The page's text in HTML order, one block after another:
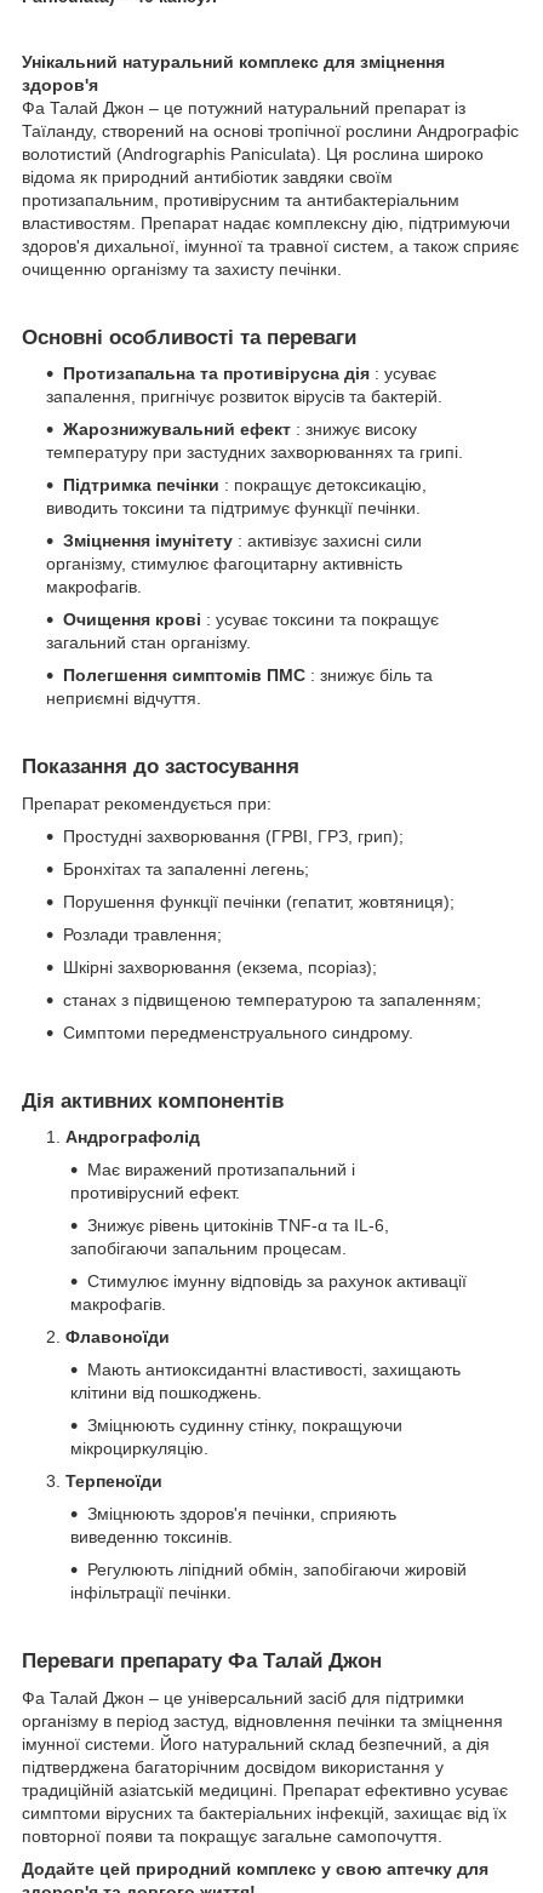
Унікальний натуральний комплекс для зміцнення
здоров'я
Фа Талай Джон – це потужний натуральний препарат із
Таїланду, створений на основі тропічної рослини Андрографіс
волотистий (Andrographis Paniculata). Ця рослина широко
відома як природний антибіотик завдяки своїм
протизапальним, противірусним та антибактеріальним
властивостям. Препарат надає комплексну дію, підтримуючи
здоров'я дихальної, імунної та травної систем, а також сприяє
очищенню організму та захисту печінки.
Основні особливості та переваги
Протизапальна та противірусна дія : усуває
запалення, пригнічує розвиток вірусів та бактерій.
Жарознижувальний ефект : знижує високу
температуру при застудних захворюваннях та грипі.
Підтримка печінки : покращує детоксикацію,
виводить токсини та підтримує функції печінки.
Зміцнення імунітету : активізує захисні сили
організму, стимулює фагоцитарну активність
макрофагів.
Очищення крові : усуває токсини та покращує
загальний стан організму.
Полегшення симптомів ПМС : знижує біль та
неприємні відчуття.
Показання до застосування
Препарат рекомендується при:
Простудні захворювання (ГРВІ, ГРЗ, грип);
Бронхітах та запаленні легень;
Порушення функції печінки (гепатит, жовтяниця);
Розлади травлення;
Шкірні захворювання (екзема, псоріаз);
станах з підвищеною температурою та запаленням;
Симптоми передменструального синдрому.
Дія активних компонентів
Андрографолід
Має виражений протизапальний і
противірусний ефект.
Знижує рівень цитокінів TNF-α та IL-6,
запобігаючи запальним процесам.
Стимулює імунну відповідь за рахунок активації
макрофагів.
Флавоноїди
Мають антиоксидантні властивості, захищають
клітини від пошкоджень.
Зміцнюють судинну стінку, покращуючи
мікроциркуляцію.
Терпеноїди
Зміцнюють здоров'я печінки, сприяють
виведенню токсинів.
Регулюють ліпідний обмін, запобігаючи жировій
інфільтрації печінки.
Переваги препарату Фа Талай Джон
Фа Талай Джон – це універсальний засіб для підтримки
організму в період застуд, відновлення печінки та зміцнення
імунної системи. Його натуральний склад безпечний, а дія
підтверджена багаторічним досвідом використання у
традиційній азіатській медицині. Препарат ефективно усуває
симптоми вірусних та бактеріальних інфекцій, захищає від їх
повторної появи та покращує загальне самопочуття.
Додайте цей природний комплекс у свою аптечку для